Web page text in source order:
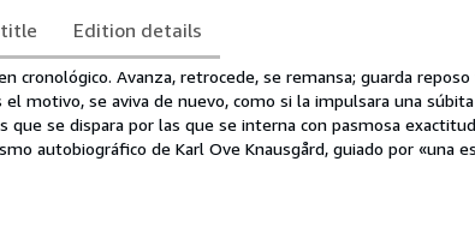
Edition details
cronológico. Avanza, retrocede, se remansa; guarda reposo
motivo, se aviva de nuevo, como si la impulsara una
que se dispara por las que se interna con pasmosa
autobiográfico de Karl Ove Knausgård, guiado por «una